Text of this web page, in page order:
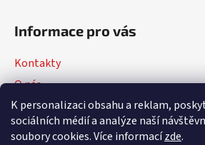
K personalizaci obsahu a reklam,
sociálních médií a analýze naší
soubory cookies. Více informacízde.
Informace pro vás
Kontakty
O nás
Jak nakupovat
Obchodní podmínky